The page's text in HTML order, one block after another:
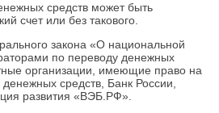
средств может быть
счет или без такового.
закона «О национальной
по переводу денежных
организации, имеющие право на
средств, Банк России,
развития «ВЭБ.РФ».